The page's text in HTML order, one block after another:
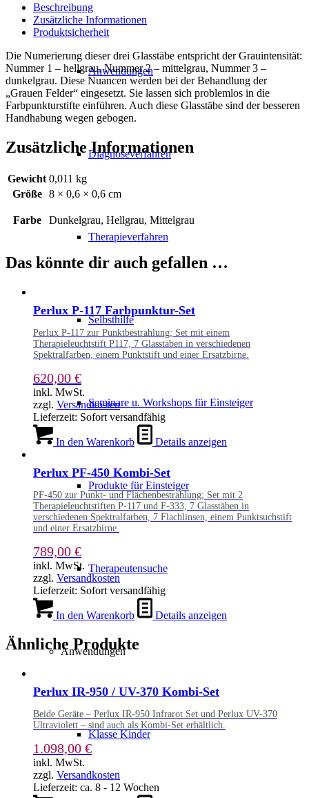
Anwendungen
Diagnoseverfahren
Therapieverfahren
Selbsthilfe
Seminare u. Workshops für Einsteiger
Produkte für Einsteiger
Therapeutensuche
Anwendungen
Klasse Kinder
Beschreibung
Zusätzliche Informationen
Produktsicherheit
Die Numerierung dieser drei Glasstäbe entspricht der Grauintensität:
Nummer 1 – hellgrau, Nummer 2 – mittelgrau, Nummer 3 –
dunkelgrau. Diese Nuancen werden bei der Behandlung der
„Grauen Felder“ eingesetzt. Sie lassen sich problemlos in die
Farbpunkturstifte einführen. Auch diese Glasstäbe sind der besseren
Handhabung wegen gebogen.
Zusätzliche Informationen
Gewicht 0,011 kg
Größe
8 × 0,6 × 0,6 cm
Farbe Dunkelgrau, Hellgrau, Mittelgrau
Das könnte dir auch gefallen …
Perlux P-117 Farbpunktur-Set
Perlux P-117 zur Punktbestrahlung; Set mit einem
Therapieleuchtstift P117, 7 Glasstäben in verschiedenen
Spektralfarben, einem Punktstift und einer Ersatzbirne.
620,00 €
inkl. MwSt.
zzgl. Versandkosten
Lieferzeit: Sofort versandfähig
In den Warenkorb Details anzeigen
Perlux PF-450 Kombi-Set
PF-450 zur Punkt- und Flächenbestrahlung; Set mit 2
Therapieleuchtstiften P-117 und F-333, 7 Glasstäben in
verschiedenen Spektralfarben, 7 Flachlinsen, einem Punktsuchstift
und einer Ersatzbirne.
789,00 €
inkl. MwSt.
zzgl. Versandkosten
Lieferzeit: Sofort versandfähig
In den Warenkorb Details anzeigen
Ähnliche Produkte
Perlux IR-950 / UV-370 Kombi-Set
Beide Geräte – Perlux IR-950 Infrarot Set und Perlux UV-370
Ultraviolett – sind auch als Kombi-Set erhältlich.
1.098,00 €
inkl. MwSt.
zzgl. Versandkosten
Lieferzeit: ca. 8 - 12 Wochen